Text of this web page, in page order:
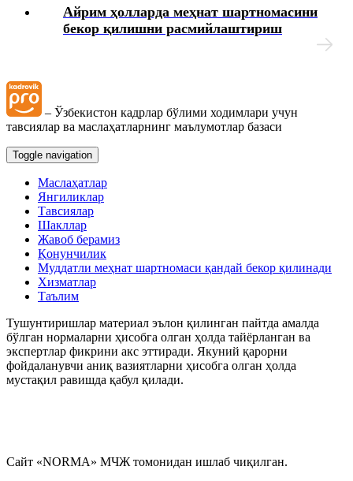
Меҳнат дафтарчаларига ўзгартиришлар киритиш ва
нотўғри ёзувларни тузатиш тўғрисидаги
маълумотлар базаси
Таътиллар жадвалини қўллаш тартиби тўғрисидаги
вазиятларнинг маълумотлар базаси
Таътилни узайтириш ва кўчириш тўғрисидаги
вазиятларнинг маълумотлар базаси
My.mehnat.uz
Иш хақи сақланмаган холда бериладиган таътилни
маълумотлар базаси
Иш ҳақидан ушлаб қолиш ва ажратмалар
Суд амалиёти ва меҳнат низолари
Айрим ҳолларда меҳнат шартномасини
бекор қилишни расмийлаштириш
– Ўзбекистон кадрлар бўлими ходимлари учун
тавсиялар ва маслаҳатларнинг маълумотлар базаси
Toggle navigation
Маслаҳатлар
Янгиликлар
Тавсиялар
Шакллар
Жавоб берамиз
Қонунчилик
Муддатли меҳнат шартномаси қандай бекор қилинади
Хизматлар
Таълим
Тушунтиришлар материал эълон қилинган пайтда амалда
бўлган нормаларни ҳисобга олган ҳолда тайёрланган ва
экспертлар фикрини акс эттиради. Якуний қарорни
фойдаланувчи аниқ вазиятларни ҳисобга олган ҳолда
мустақил равишда қабул қилади.
Сайт «NORMA» МЧЖ томонидан ишлаб чиқилган.